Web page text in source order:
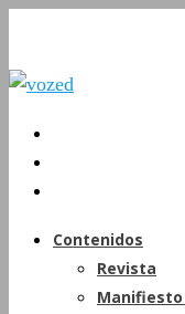
Contenidos
Revista